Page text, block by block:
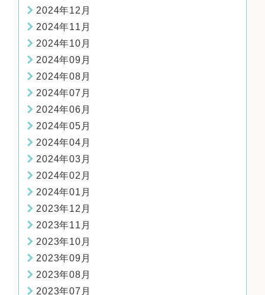
2024年12月
2024年11月
2024年10月
2024年09月
2024年08月
2024年07月
2024年06月
2024年05月
2024年04月
2024年03月
2024年02月
2024年01月
2023年12月
2023年11月
2023年10月
2023年09月
2023年08月
2023年07月